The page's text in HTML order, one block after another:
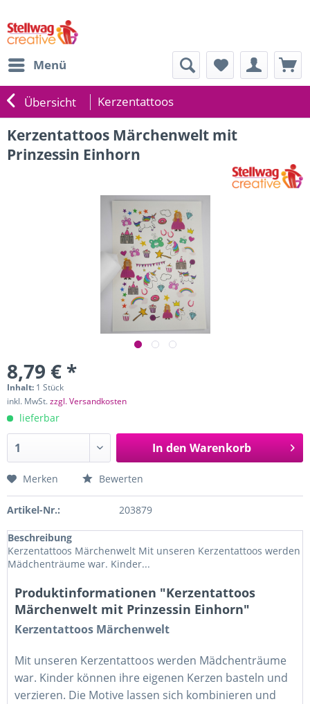
Menü
Übersicht Kerzentattoos
Kerzentattoos Märchenwelt mit
Prinzessin Einhorn
8,79 € *
Inhalt: 1 Stück
inkl. MwSt.zzgl. Versandkosten
lieferbar
In den Warenkorb
Merken Bewerten
Artikel-Nr.: 203879
Beschreibung
Kerzentattoos Märchenwelt Mit unseren Kerzentattoos werden
Mädchenträume war. Kinder...
Produktinformationen "Kerzentattoos
Märchenwelt mit Prinzessin Einhorn"
Kerzentattoos Märchenwelt
Mit unseren Kerzentattoos werden Mädchenträume
war. Kinder können ihre eigenen Kerzen basteln und
verzieren. Die Motive lassen sich kombinieren und